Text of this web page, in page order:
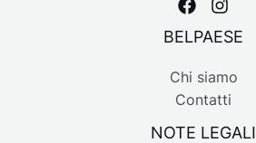
BELPAESE
Chi siamo
Contatti
NOTE LEGALI